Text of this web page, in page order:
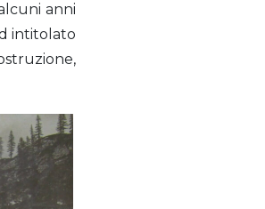
anni
intitolato